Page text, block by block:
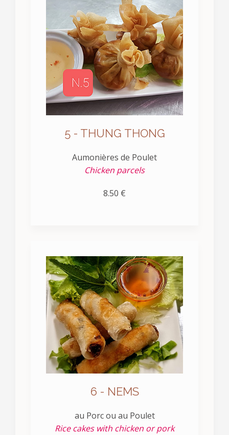
5 - THUNG THONG
Aumonières de Poulet
Chicken parcels
8.50 €
6 - NEMS
au Porc ou au Poulet
Rice cakes with chicken or pork